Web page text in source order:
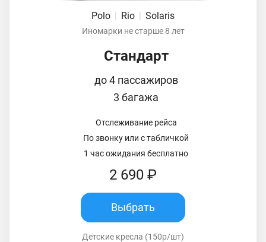
Polo | Rio | Solaris
Иномарки не старше 8 лет
Стандарт
до 4 пассажиров
3 багажа
Отслеживание рейса
По звонку или с табличкой
1 час ожидания бесплатно
2 690 ₽
Выбрать
Детские кресла (150р/шт)